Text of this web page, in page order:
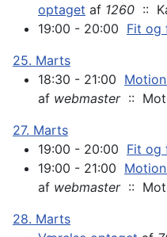
optaget af 1260 ::
19:00 - 20:00 Fit og
25. Marts
18:30 - 21:00
af webmaster::
27. Marts
19:00 - 20:00 Fit og
19:00 - 21:00
af webmaster::
28. Marts